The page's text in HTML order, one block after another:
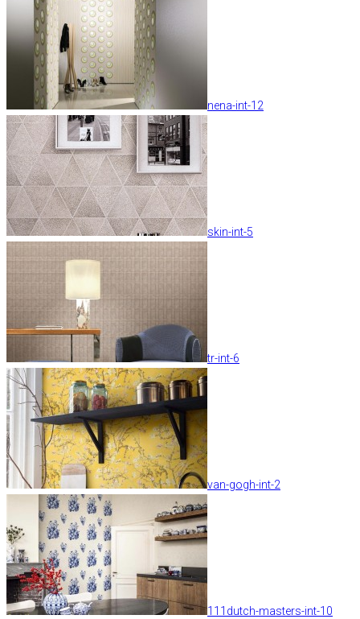
nena-int-12
skin-int-5
tr-int-6
van-gogh-int-2
111dutch-masters-int-10